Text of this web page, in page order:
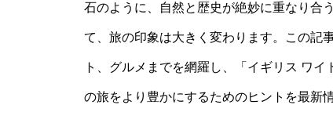
石のように、自然と歴史が絶妙に重なり合
て、旅の印象は大きく変わります。この記
ト、グルメまでを網羅し、「イギリス ワ
の旅をより豊かにするためのヒントを最新